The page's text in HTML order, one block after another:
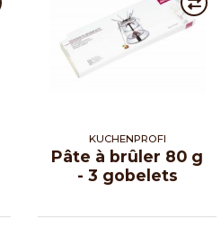
KUCHENPROFI
Pâte à brûler 80 g
- 3 gobelets